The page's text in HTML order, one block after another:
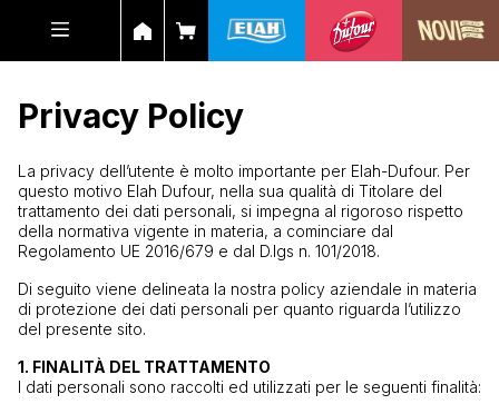
Privacy Policy
La privacy dell’utente è molto importante per Elah-Dufour. Per
questo motivo Elah Dufour, nella sua qualità di Titolare del
trattamento dei dati personali, si impegna al rigoroso rispetto
della normativa vigente in materia, a cominciare dal
Regolamento UE 2016/679 e dal D.lgs n. 101/2018.
Di seguito viene delineata la nostra policy aziendale in materia
di protezione dei dati personali per quanto riguarda l’utilizzo
del presente sito.
1. FINALITÀ DEL TRATTAMENTO
I dati personali sono raccolti ed utilizzati per le seguenti finalità: